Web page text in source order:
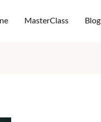
MasterClass Blog